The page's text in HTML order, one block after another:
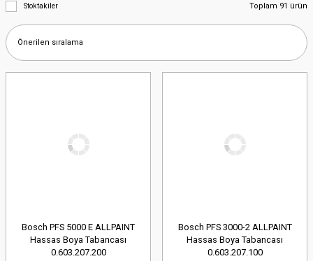
Stoktakiler Toplam 91 ürün
Bosch PFS 5000 E ALLPAINT
Hassas Boya Tabancası
0.603.207.200
Bosch PFS 3000-2 ALLPAINT
Hassas Boya Tabancası
0.603.207.100